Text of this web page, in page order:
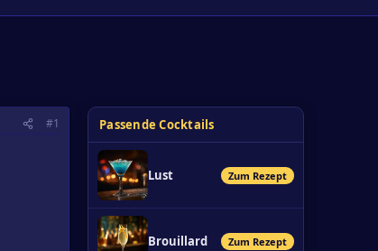
#1 Passende Cocktails
Lust Zum Rezept
Brouillard Zum Rezept